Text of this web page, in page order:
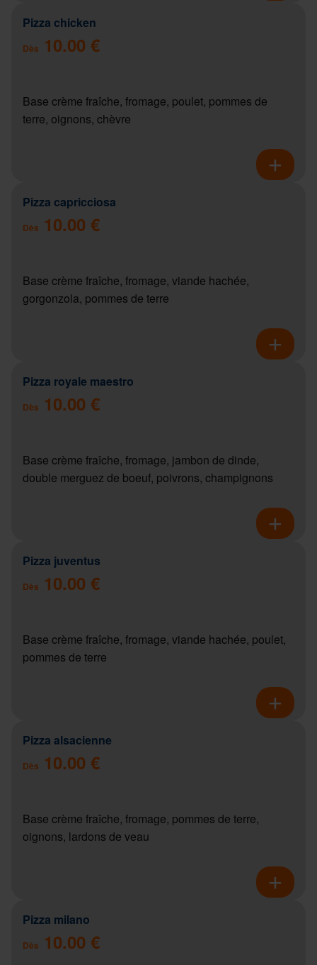
Pizza chicken
Dès 10.00 €
Base crème fraîche, fromage, poulet, pommes de
terre, oignons, chèvre
Pizza capricciosa
Dès 10.00 €
Base crème fraîche, fromage, viande hachée,
gorgonzola, pommes de terre
Pizza royale maestro
Dès 10.00 €
Base crème fraîche, fromage, jambon de dinde,
double merguez de boeuf, poivrons, champignons
Pizza juventus
Dès 10.00 €
Base crème fraîche, fromage, viande hachée, poulet,
pommes de terre
Pizza alsacienne
Dès 10.00 €
Base crème fraîche, fromage, pommes de terre,
oignons, lardons de veau
Pizza milano
Dès 10.00 €